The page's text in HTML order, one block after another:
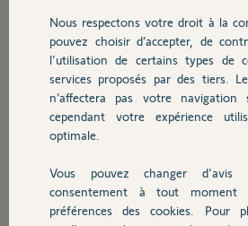
Chauffage
Autres produits
Devis avec un pro
il y a presque 2 ans
Participer au fil
Réponses
Nous respectons votre droit à la
pouvez choisir d’accepter, de
l'utilisation de certains types de
services proposés par des tiers.
n’affectera pas votre
cependant votre expérience
optimale.
Vous pouvez changer
consentement à tout
préférences des cookies. Pour